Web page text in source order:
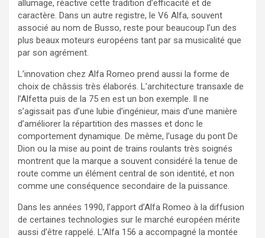
allumage, réactive cette tradition d’efficacité et de
caractère. Dans un autre registre, le V6 Alfa, souvent
associé au nom de Busso, reste pour beaucoup l’un des
plus beaux moteurs européens tant par sa musicalité que
par son agrément.
L’innovation chez Alfa Romeo prend aussi la forme de
choix de châssis très élaborés. L’architecture transaxle de
l’Alfetta puis de la 75 en est un bon exemple. Il ne
s’agissait pas d’une lubie d’ingénieur, mais d’une manière
d’améliorer la répartition des masses et donc le
comportement dynamique. De même, l’usage du pont De
Dion ou la mise au point de trains roulants très soignés
montrent que la marque a souvent considéré la tenue de
route comme un élément central de son identité, et non
comme une conséquence secondaire de la puissance.
Dans les années 1990, l’apport d’Alfa Romeo à la diffusion
de certaines technologies sur le marché européen mérite
aussi d’être rappelé. L’Alfa 156 a accompagné la montée